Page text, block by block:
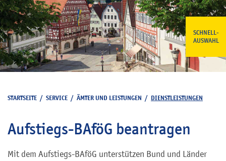
SCHNELL-
AUSWAHL
STARTSEITE / SERVICE / ÄMTER UND LEISTUNGEN / DIENSTLEISTUNGEN
Aufstiegs-BAföG beantragen
Mit dem Aufstiegs-BAföG unterstützen Bund und Länder